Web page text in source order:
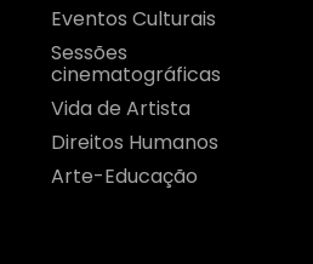
Eventos Culturais
Sessões
cinematográficas
Vida de Artista
Direitos Humanos
Arte-Educação